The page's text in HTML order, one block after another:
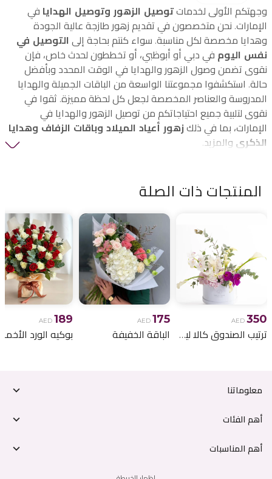
وجهتكم الأولى لخدمات توصيل الزهور وتوصيل الهدايا في
الإمارات. نحن متخصصون في تقديم زهور طازجة عالية الجودة
وهدايا مخصصة لكل مناسبة. سواء كنتم بحاجة إلى التوصيل في
نفس اليوم في دبي أو أبوظبي، أو تخططون لحدث خاص، فإن
نقوى تضمن وصول الزهور والهدايا في الوقت المحدد وبأفضل
حالة. استكشفوا مجموعتنا الواسعة من الباقات الجميلة والهدايا
المدروسة والعناصر المخصصة لجعل كل لحظة مميزة. ثقوا في
نقوى لتلبية جميع احتياجاتكم من توصيل الزهور والهدايا في
الإمارات، بما في ذلك زهور أعياد الميلاد وباقات الزفاف وهدايا
الذكرى والمزيد.
المنتجات ذات الصلة
AED 350
ترتيب الصندوق كالا ليلي
AED 175
الباقة الخفيفة
AED 189
معلوماتنا
أهم الفئات
أهم المناسبات